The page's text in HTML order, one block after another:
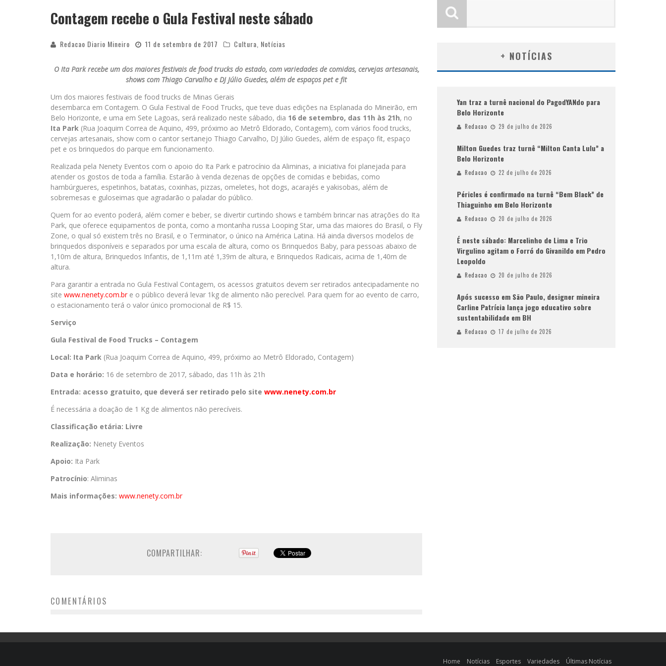
YAN TRAZ A TURNÊ NACIONAL DO PAGODYANDO PARA BELO HORIZONTE
Contagem recebe o Gula Festival neste sábado
Redacao Diario Mineiro 11 de setembro de 2017 Cultura Notícias
O Ita Park recebe um dos maiores festivais de food trucks do estado, com variedades de comidas, cervejas artesanais,
shows com Thiago Carvalho e DJ Júlio Guedes, além de espaços pet e fit
Um dos maiores festivais de food trucks de Minas Gerais
desembarca em Contagem. O Gula Festival de Food Trucks, que teve duas edições na Esplanada do Mineirão, em
Belo Horizonte, e uma em Sete Lagoas, será realizado neste sábado, dia 16 de setembro, das 11h às 21h, no
Ita Park (Rua Joaquim Correa de Aquino, 499, próximo ao Metrô Eldorado, Contagem), com vários food trucks,
cervejas artesanais, show com o cantor sertanejo Thiago Carvalho, DJ Júlio Guedes, além de espaço fit, espaço
pet e os brinquedos do parque em funcionamento.
Realizada pela Nenety Eventos com o apoio do Ita Park e patrocínio da Aliminas, a iniciativa foi planejada para
atender os gostos de toda a família. Estarão à venda dezenas de opções de comidas e bebidas, como
hambúrgueres, espetinhos, batatas, coxinhas, pizzas, omeletes, hot dogs, acarajés e yakisobas, além de
sobremesas e guloseimas que agradarão o paladar do público.
Quem for ao evento poderá, além comer e beber, se divertir curtindo shows e também brincar nas atrações do Ita
Park, que oferece equipamentos de ponta, como a montanha russa Looping Star, uma das maiores do Brasil, o Fly
Zone, o qual só existem três no Brasil, e o Terminator, o único na América Latina. Há ainda diversos modelos de
brinquedos disponíveis e separados por uma escala de altura, como os Brinquedos Baby, para pessoas abaixo de
1,10m de altura, Brinquedos Infantis, de 1,11m até 1,39m de altura, e Brinquedos Radicais, acima de 1,40m de
altura.
Para garantir a entrada no Gula Festival Contagem, os acessos gratuitos devem ser retirados antecipadamente no
site www.nenety.com.bre o público deverá levar 1kg de alimento não perecível. Para quem for ao evento de carro,
o estacionamento terá o valor único promocional de R$ 15.
Serviço
Gula Festival de Food Trucks – Contagem
Local: Ita Park (Rua Joaquim Correa de Aquino, 499, próximo ao Metrô Eldorado, Contagem)
Data e horário: 16 de setembro de 2017, sábado, das 11h às 21h
Entrada: acesso gratuito, que deverá ser retirado pelo site www.nenety.com.br
É necessária a doação de 1 Kg de alimentos não perecíveis.
Classificação etária: Livre
Realização: Nenety Eventos
Apoio: Ita Park
Patrocínio: Aliminas
Mais informações: www.nenety.com.br
COMPARTILHAR:
COMENTÁRIOS
+ NOTÍCIAS
Yan traz a turnê nacional do PagodYANdo para
Belo Horizonte
Redacao 29 de julho de 2026
Milton Guedes traz turnê “Milton Canta Lulu” a
Belo Horizonte
Redacao 22 de julho de 2026
Péricles é confirmado na turnê “Bem Black” de
Thiaguinho em Belo Horizonte
Redacao 20 de julho de 2026
É neste sábado: Marcelinho de Lima e Trio
Virgulino agitam o Forró do Givanildo em Pedro
Leopoldo
Redacao 20 de julho de 2026
Após sucesso em São Paulo, designer mineira
Carline Patrícia lança jogo educativo sobre
sustentabilidade em BH
Redacao 17 de julho de 2026
Home Notícias Esportes Variedades Últimas Notícias